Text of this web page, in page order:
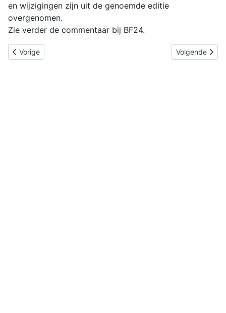
en wijzigingen zijn uit de genoemde editie
overgenomen.
Zie verder de commentaar bij BF24.
Vorig artikel: BF24: Eerste deel van de Thalia, of geurige sang-
Vorige Volgende
Volgende